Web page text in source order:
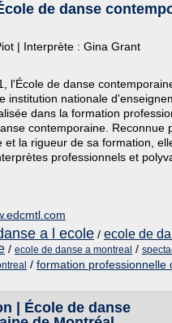
de danse
| Interprète : Gina Grant
l'École de danse
institution nationale
dans la formation
contemporaine. Reconnue
et la rigueur de sa formation,
professionnels et
a l ecole / ecole de
/ ecole de danse a montreal /
/ formation professionnelle
| École de danse